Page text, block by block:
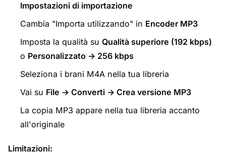
Impostazioni di importazione
Cambia "Importa utilizzando" in Encoder MP3
Imposta la qualità su Qualità superiore (192 kbps)
o Personalizzato → 256 kbps
Seleziona i brani M4A nella tua libreria
Vai su File → Converti → Crea versione MP3
La copia MP3 appare nella tua libreria accanto
all'originale
Limitazioni: